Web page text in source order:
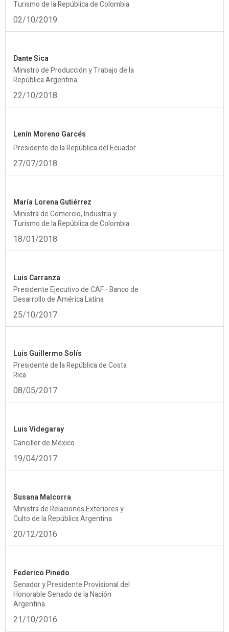
Turismo de la República de Colombia
02/10/2019
Dante Sica
Ministro de Producción y Trabajo de la
República Argentina
22/10/2018
Lenín Moreno Garcés
Presidente de la República del Ecuador
27/07/2018
María Lorena Gutiérrez
Ministra de Comercio, Industria y
Turismo de la República de Colombia
18/01/2018
Luis Carranza
Presidente Ejecutivo de CAF - Banco de
Desarrollo de América Latina
25/10/2017
Luis Guillermo Solís
Presidente de la República de Costa
Rica
08/05/2017
Luis Videgaray
Canciller de México
19/04/2017
Susana Malcorra
Ministra de Relaciones Exteriores y
Culto de la República Argentina
20/12/2016
Federico Pinedo
Senador y Presidente Provisional del
Honorable Senado de la Nación
Argentina
21/10/2016